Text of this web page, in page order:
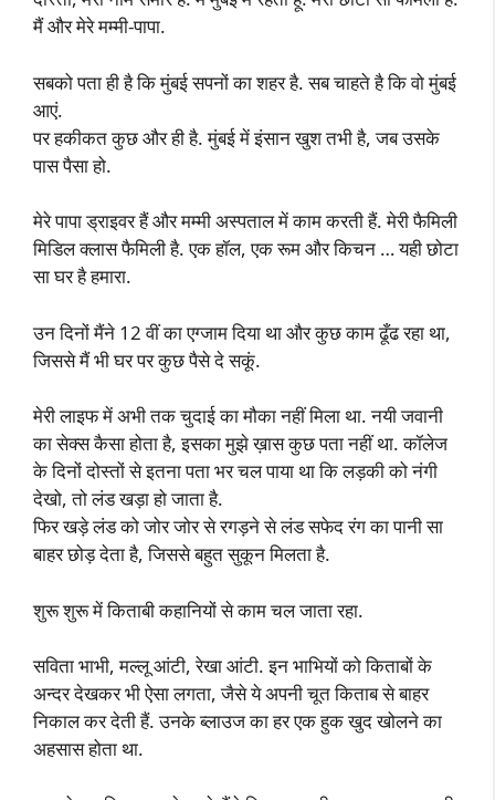
मैं और मेरे मम्मी-पापा.
सबको पता ही है कि मुंबई सपनों का शहर है. सब चाहते है कि वो मुंबई
आएं.
पर हकीकत कुछ और ही है. मुंबई में इंसान खुश तभी है, जब उसके
पास पैसा हो.
मेरे पापा ड्राइवर हैं और मम्मी अस्पताल में काम करती हैं. मेरी फैमिली
मिडिल क्लास फैमिली है. एक हॉल, एक रूम और किचन … यही छोटा
सा घर है हमारा.
उन दिनों मैंने 12 वीं का एग्जाम दिया था और कुछ काम ढूँढ रहा था,
जिससे मैं भी घर पर कुछ पैसे दे सकूं.
मेरी लाइफ में अभी तक चुदाई का मौका नहीं मिला था. नयी जवानी
का सेक्स कैसा होता है, इसका मुझे ख़ास कुछ पता नहीं था. कॉलेज
के दिनों दोस्तों से इतना पता भर चल पाया था कि लड़की को नंगी
देखो, तो लंड खड़ा हो जाता है.
फिर खड़े लंड को जोर जोर से रगड़ने से लंड सफेद रंग का पानी सा
बाहर छोड़ देता है, जिससे बहुत सुकून मिलता है.
शुरू शुरू में किताबी कहानियों से काम चल जाता रहा.
सविता भाभी, मल्लू आंटी, रेखा आंटी. इन भाभियों को किताबों के
अन्दर देखकर भी ऐसा लगता, जैसे ये अपनी चूत किताब से बाहर
निकाल कर देती हैं. उनके ब्लाउज का हर एक हुक खुद खोलने का
अहसास होता था.